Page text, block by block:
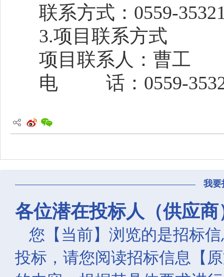
联系方式： 0559-
3.项目联系方式
项目联系人：曹工
电
话： 0559-
我要
各位潜在投标人（供应商
您【当前】浏览的是招标
投标，请您阅读招标信息【